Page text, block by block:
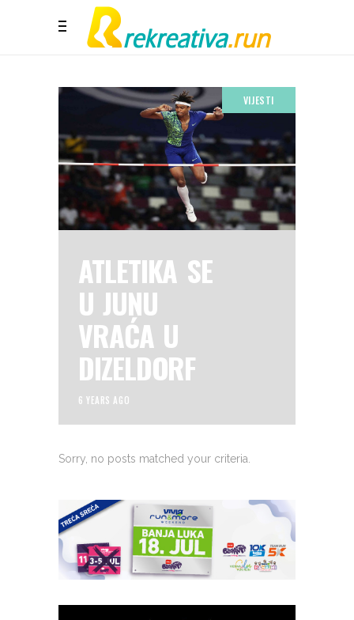
VIJESTI
ATLETIKA SE
U JUNU
VRAĆA U
DIZELDORF
6 YEARS AGO
Sorry, no posts matched your criteria.